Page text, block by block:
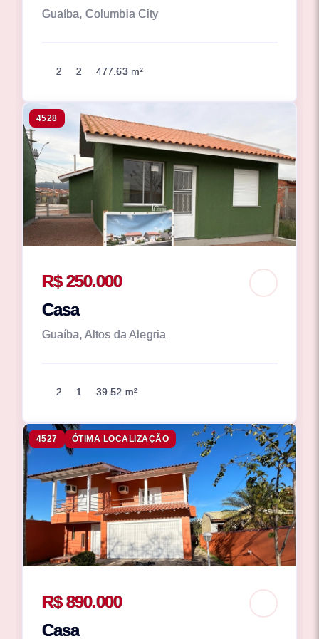
Guaíba, Columbia City
2 2 477.63 m²
4528
R$ 250.000
Casa
Guaíba, Altos da Alegria
2 1 39.52 m²
4527 ÓTIMA LOCALIZAÇÃO
R$ 890.000
Casa